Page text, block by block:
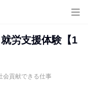
労支援体験【1
会貢献できる仕事